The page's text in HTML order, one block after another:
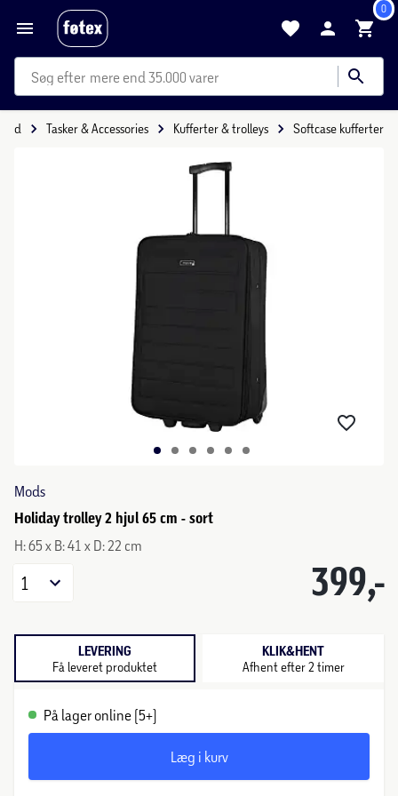
0
mere end 35.000 varer
Tasker & Accessories Kufferter & trolleys Softcase kufferter
Mods
Holiday trolley 2 hjul 65 cm - sort
H: 65 x B: 41 x D: 22 cm
399,-
1
LEVERING
Få leveret produktet
KLIK&HENT
Afhent efter 2 timer
På lager online (5+)
Læg i kurv